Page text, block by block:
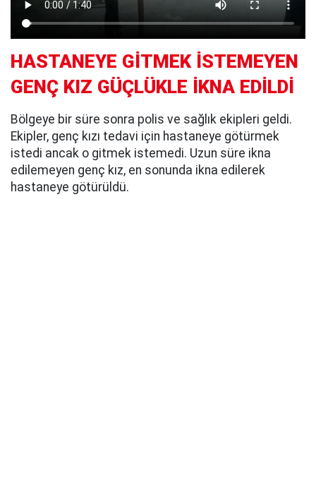
HASTANEYE GİTMEK İSTEMEYEN
GENÇ KIZ GÜÇLÜKLE İKNA EDİLDİ
Bölgeye bir süre sonra polis ve sağlık ekipleri geldi.
Ekipler, genç kızı tedavi için hastaneye götürmek
istedi ancak o gitmek istemedi. Uzun süre ikna
edilemeyen genç kız, en sonunda ikna edilerek
hastaneye götürüldü.